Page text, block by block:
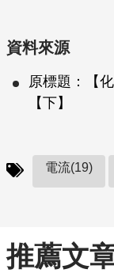
資料來源
原標題：【
【下】
電流(19)
推薦文